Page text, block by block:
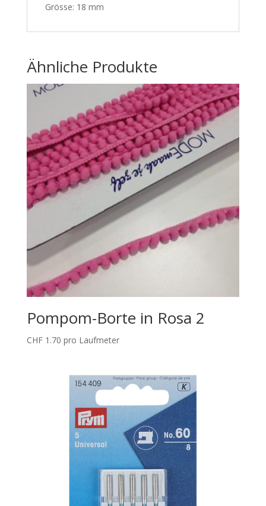
Grösse: 18 mm
Ähnliche Produkte
Pompom-Borte in Rosa 2
CHF1.70 pro Laufmeter